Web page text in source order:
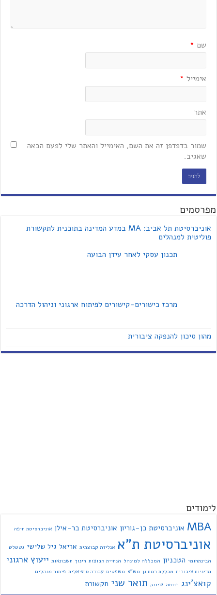
שם *
אימייל *
אתר
שמור בדפדפן זה את השם, האימייל והאתר שלי לפעם הבאה
שאגיב.
מפרסמים
אוניברסיטת תל אביב: MA במדע המדינה בתוכנית לתקשורת
פוליטית למנהלים
תכנון עסקי לאחר עידן הבועה
מרכז כישורים-קישורים לפיתוח ארגוני וניהול הדרכה
מהון סיכון להנפקה ציבורית
לימודים
MBA אוניברסיטת בן-גוריון אוניברסיטת בר-אילן אוניברסיטת חיפה
אוניברסיטת ת"א אנליזה קבוצתית אריאל גיל שלישי גשטלט
הבינתחומי הטכניון המכללה למינהל הנחיית קבוצות חינוך חשבונאות ייעוץ ארגוני
מדיניות ציבורית מכללת רמת גן מש"א משפטים עבודה סוציאלית פיתוח מנהלים
קואצ'ינג רווחה שיווק תואר שני תקשורת